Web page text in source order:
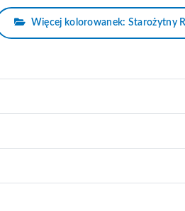
Więcej kolorowanek: Starożytny